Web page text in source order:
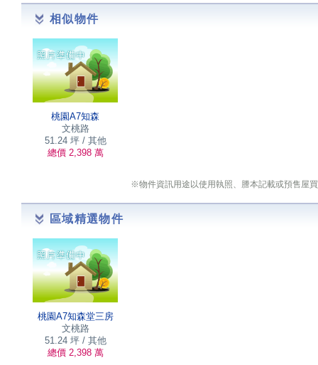
相似物件
桃園A7知森
文桃路
51.24 坪 / 其他
總價 2,398 萬
※物件資訊用途以使用執照、謄本記載或預售屋
區域精選物件
桃園A7知森堂三房
文桃路
51.24 坪 / 其他
總價 2,398 萬